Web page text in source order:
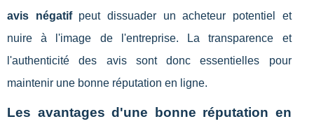
avis négatifpeut dissuader un acheteur potentiel et
nuire à l'image de l'entreprise. La transparence et
l'authenticité des avis sont donc essentielles pour
maintenir une bonne réputation en ligne.
Les avantages d'une bonne réputation en